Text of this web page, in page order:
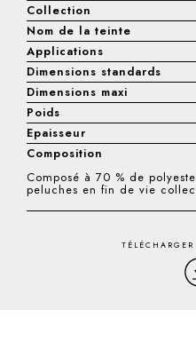
Collection
Nom de la teinte
Applications
Dimensions standards
Dimensions maxi
Poids
Epaisseur
Composition
Composé à 70 % de
peluches en fin de vie